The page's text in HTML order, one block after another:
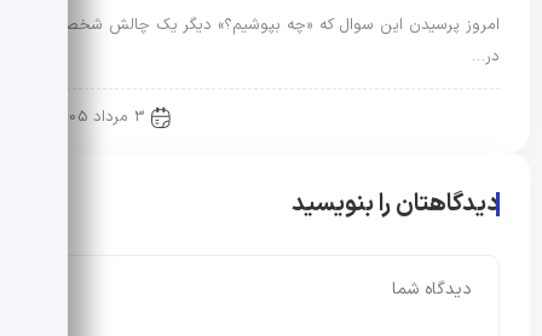
امروز پرسیدن این سوال که «چه بپوشیم؟» دیگر یک چالش شخصی
در…
3 مرداد 1405
دیدگاهتان را بنویسید